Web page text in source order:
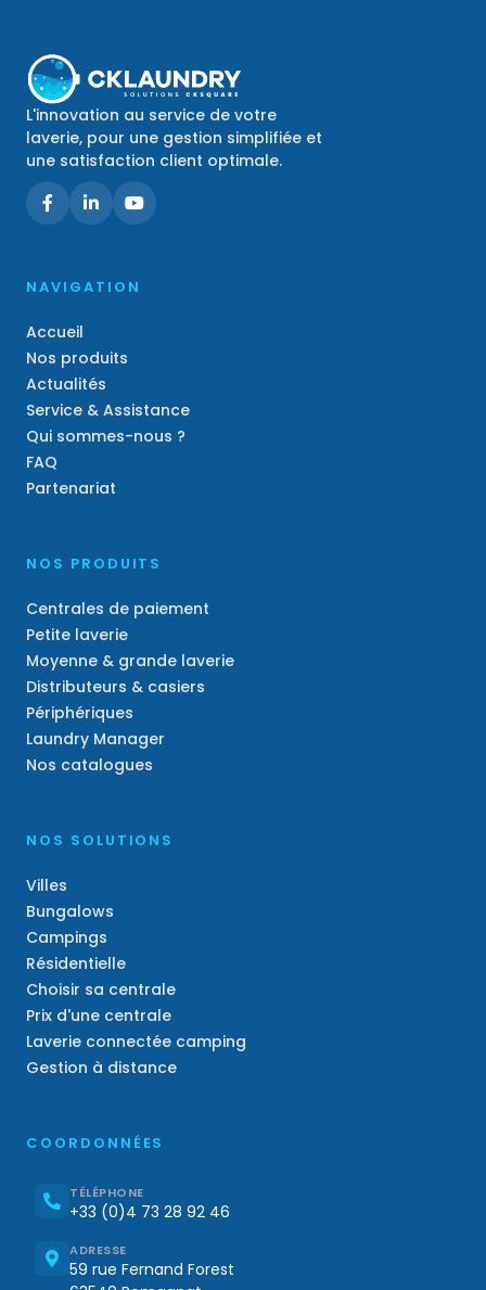
L'innovation au service de votre
laverie, pour une gestion simplifiée et
une satisfaction client optimale.
NAVIGATION
Accueil
Nos produits
Actualités
Service & Assistance
Qui sommes-nous ?
FAQ
Partenariat
NOS PRODUITS
Centrales de paiement
Petite laverie
Moyenne & grande laverie
Distributeurs & casiers
Périphériques
Laundry Manager
Nos catalogues
NOS SOLUTIONS
Villes
Bungalows
Campings
Résidentielle
Choisir sa centrale
Prix d'une centrale
Laverie connectée camping
Gestion à distance
COORDONNÉES
TÉLÉPHONE
+33 (0)4 73 28 92 46
ADRESSE
59 rue Fernand Forest